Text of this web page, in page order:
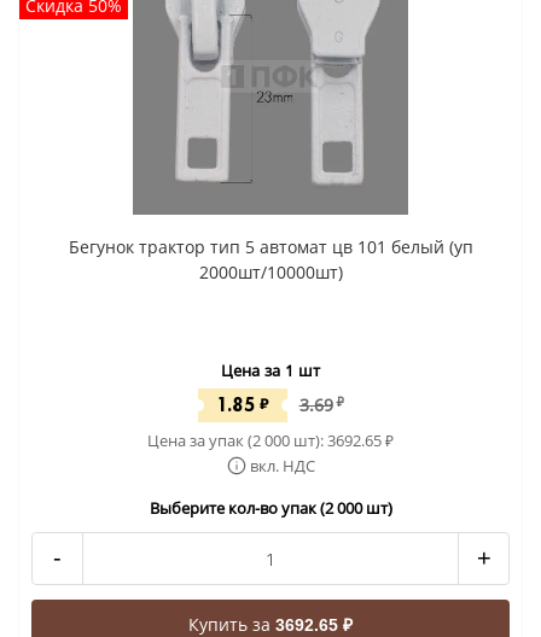
Скидка 50%
Бегунок трактор тип 5 автомат цв 101 белый (уп
2000шт/10000шт)
Цена за 1 шт
1.85 ₽ 3.69 ₽
Цена за упак (2 000 шт):3692.65₽
вкл. НДС
Выберите кол-во упак (2 000 шт)
- +
Купить за 3692.65 ₽